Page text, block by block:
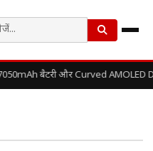
बैटरी और Curved AMOLED